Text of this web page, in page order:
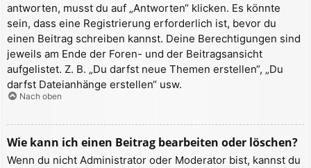
antworten, musst du auf „Antworten“ klicken. Es könnte
sein, dass eine Registrierung erforderlich ist, bevor du
einen Beitrag schreiben kannst. Deine Berechtigungen sind
jeweils am Ende der Foren- und der Beitragsansicht
aufgelistet. Z. B. „Du darfst neue Themen erstellen“, „Du
darfst Dateianhänge erstellen“ usw.
Nach oben
Wie kann ich einen Beitrag bearbeiten oder löschen?
Wenn du nicht Administrator oder Moderator bist, kannst du